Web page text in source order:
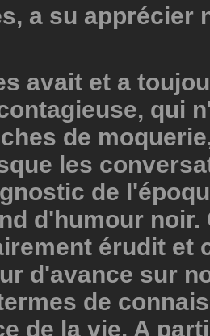
a su apprécier
avait et a
qui
de
les
de
d'humour noir.
érudit et
d'avance sur
de
de la vie. A